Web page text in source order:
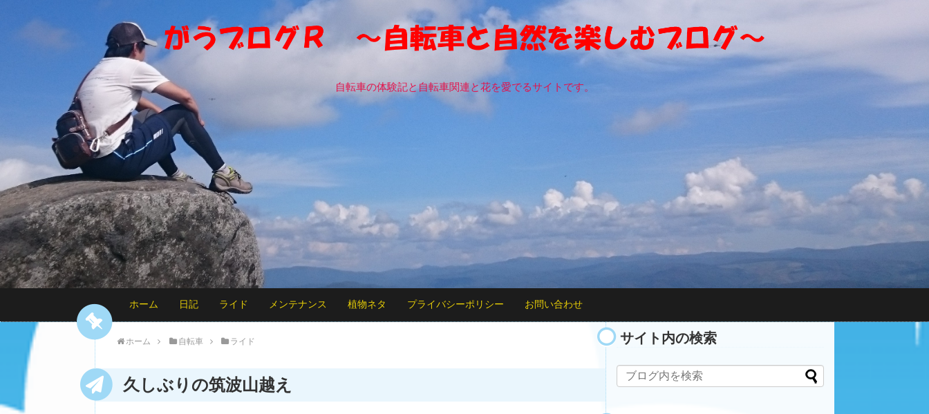
自転車の体験記と自転車関連と花を愛でるサイトです。
ホーム 日記 ライド メンテナンス 植物ネタ プライバシーポリシー お問い合わせ
ホーム 自転車 ライド
久しぶりの筑波山越え
サイト内の検索